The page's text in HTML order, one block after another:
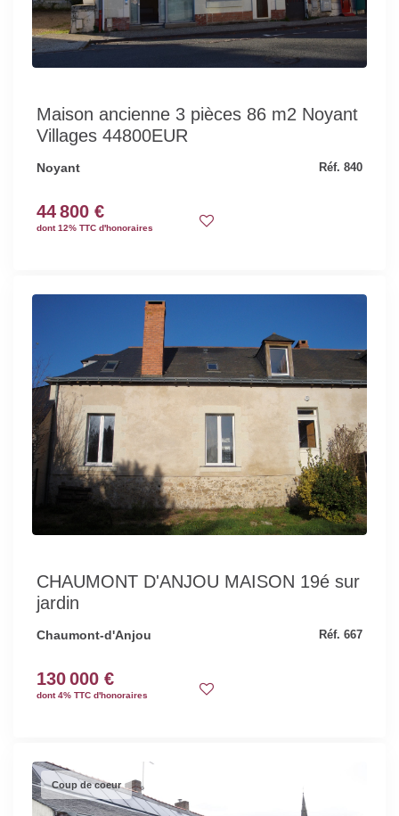
Maison ancienne 3 pièces 86 m2 Noyant
Villages 44800EUR
Noyant Réf. 840
44 800 €
dont 12% TTC d'honoraires
CHAUMONT D'ANJOU MAISON 19é sur
jardin
Chaumont-d'Anjou Réf. 667
130 000 €
dont 4% TTC d'honoraires
Coup de coeur